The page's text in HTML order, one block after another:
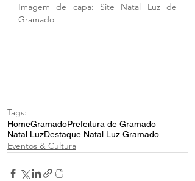
Imagem de capa: Site Natal Luz de
Gramado
Tags:
HomeGramadoPrefeitura de Gramado
Natal LuzDestaque Natal Luz Gramado
Eventos & Cultura